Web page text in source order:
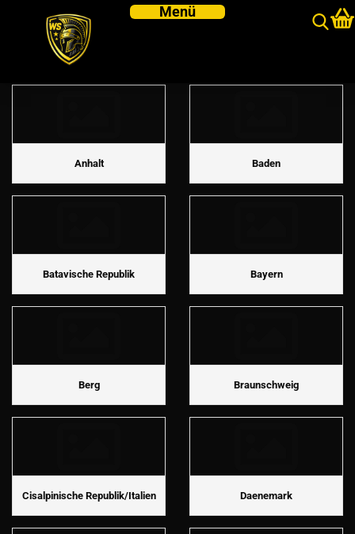
Bunde Uniformtafeln
Anhalt Baden
Batavische Republik Bayern
Berg Braunschweig
Cisalpinische Republik/Italien Daenemark